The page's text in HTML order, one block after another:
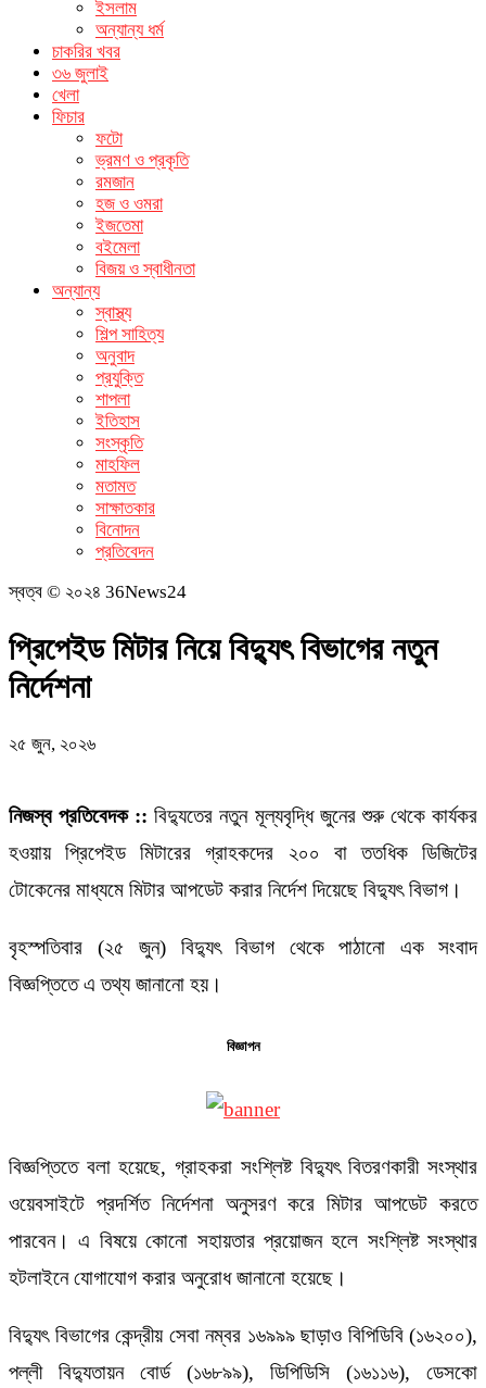
ইসলাম
অন্যান্য ধর্ম
চাকরির খবর
৩৬ জুলাই
খেলা
ফিচার
ফটো
ভ্রমণ ও প্রকৃতি
রমজান
হজ ও ওমরা
ইজতেমা
বইমেলা
বিজয় ও স্বাধীনতা
অন্যান্য
স্বাস্থ্য
শিল্প সাহিত্য
অনুবাদ
প্রযুক্তি
শাপলা
ইতিহাস
সংস্কৃতি
মাহফিল
মতামত
সাক্ষাতকার
বিনোদন
প্রতিবেদন
স্বত্ব © ২০২৪ 36News24
প্রিপেইড মিটার নিয়ে বিদ্যুৎ বিভাগের নতুন
নির্দেশনা
২৫ জুন, ২০২৬
নিজস্ব প্রতিবেদক :: বিদ্যুতের নতুন মূল্যবৃদ্ধি জুনের শুরু থেকে কার্যকর
হওয়ায় প্রিপেইড মিটারের গ্রাহকদের ২০০ বা ততধিক ডিজিটের
টোকেনের মাধ্যমে মিটার আপডেট করার নির্দেশ দিয়েছে বিদ্যুৎ বিভাগ।
বৃহস্পতিবার (২৫ জুন) বিদ্যুৎ বিভাগ থেকে পাঠানো এক সংবাদ
বিজ্ঞপ্তিতে এ তথ্য জানানো হয়।
বিজ্ঞাপন
বিজ্ঞপ্তিতে বলা হয়েছে, গ্রাহকরা সংশ্লিষ্ট বিদ্যুৎ বিতরণকারী সংস্থার
ওয়েবসাইটে প্রদর্শিত নির্দেশনা অনুসরণ করে মিটার আপডেট করতে
পারবেন। এ বিষয়ে কোনো সহায়তার প্রয়োজন হলে সংশ্লিষ্ট সংস্থার
হটলাইনে যোগাযোগ করার অনুরোধ জানানো হয়েছে।
বিদ্যুৎ বিভাগের কেন্দ্রীয় সেবা নম্বর ১৬৯৯৯ ছাড়াও বিপিডিবি (১৬২০০),
পল্লী বিদ্যুতায়ন বোর্ড (১৬৮৯৯), ডিপিডিসি (১৬১১৬), ডেসকো